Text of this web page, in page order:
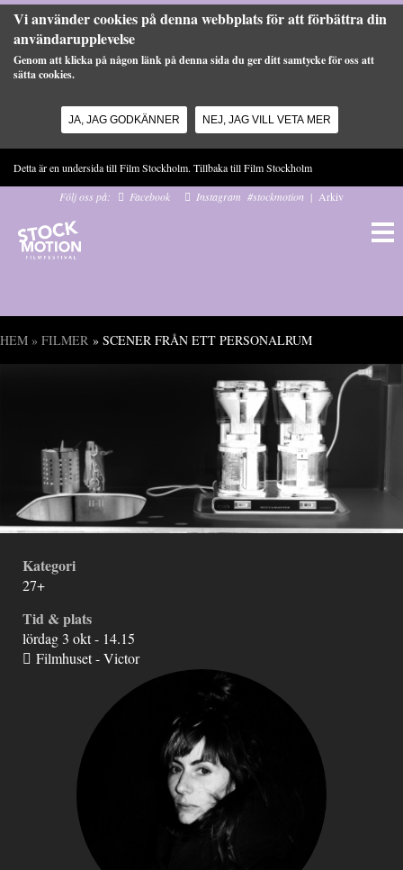
Vi använder cookies på denna webbplats för att förbättra din
användarupplevelse
Genom att klicka på någon länk på denna sida du ger ditt samtycke för oss att
sätta cookies.
JA, JAG GODKÄNNER NEJ, JAG VILL VETA MER
Detta är en undersida till Film Stockholm. Tillbaka tillFilm Stockholm
Följ oss på:
Facebook Instagram #stockmotion | Arkiv
Du är här
HEM » FILMER » SCENER FRÅN ETT PERSONALRUM
Kategori
27+
Tid & plats
lördag 3 okt - 14.15
Filmhuset - Victor